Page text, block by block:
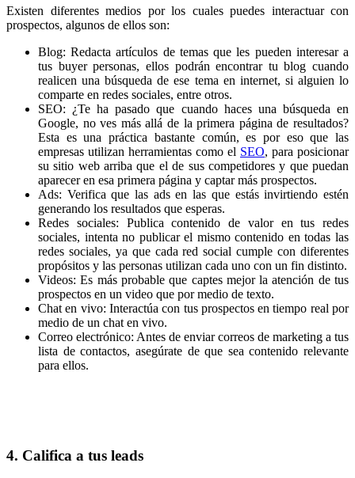
Existen diferentes medios por los cuales puedes interactuar con
prospectos, algunos de ellos son:
Blog: Redacta artículos de temas que les pueden interesar a
tus buyer personas, ellos podrán encontrar tu blog cuando
realicen una búsqueda de ese tema en internet, si alguien lo
comparte en redes sociales, entre otros.
SEO: ¿Te ha pasado que cuando haces una búsqueda en
Google, no ves más allá de la primera página de resultados?
Esta es una práctica bastante común, es por eso que las
empresas utilizan herramientas como el SEO, para posicionar
su sitio web arriba que el de sus competidores y que puedan
aparecer en esa primera página y captar más prospectos.
Ads: Verifica que las ads en las que estás invirtiendo estén
generando los resultados que esperas.
Redes sociales: Publica contenido de valor en tus redes
sociales, intenta no publicar el mismo contenido en todas las
redes sociales, ya que cada red social cumple con diferentes
propósitos y las personas utilizan cada uno con un fin distinto.
Videos: Es más probable que captes mejor la atención de tus
prospectos en un video que por medio de texto.
Chat en vivo: Interactúa con tus prospectos en tiempo real por
medio de un chat en vivo.
Correo electrónico: Antes de enviar correos de marketing a tus
lista de contactos, asegúrate de que sea contenido relevante
para ellos.
4. Califica a tus leads